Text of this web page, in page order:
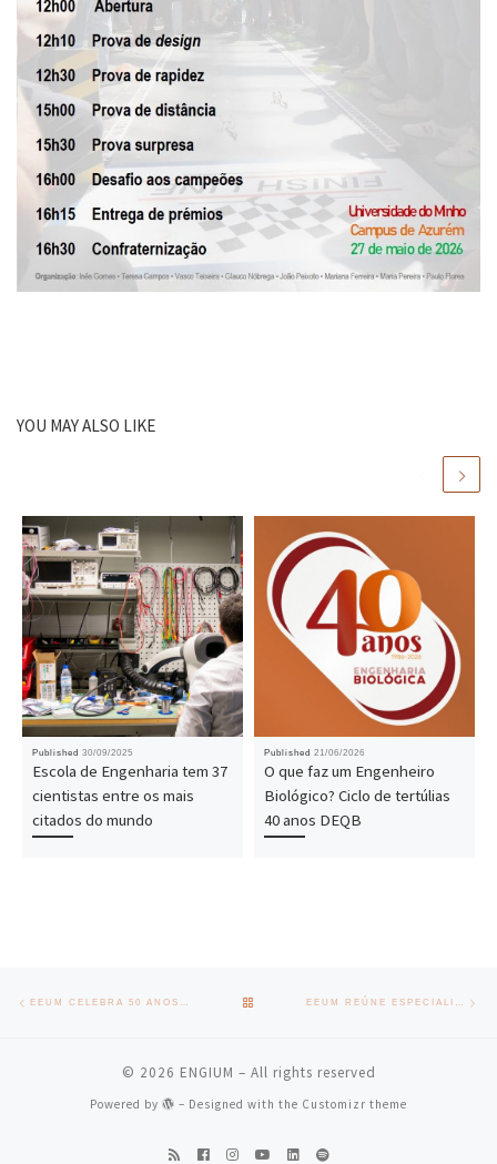
YOU MAY ALSO LIKE
Published 30/09/2025
Escola de Engenharia tem 37
cientistas entre os mais
citados do mundo
Published 21/06/2026
O que faz um Engenheiro
Biológico? Ciclo de tertúlias
40 anos DEQB
Post navigation EEUM CELEBRA 50 ANOS DA ÁREA DE PRODUÇÃO E SISTEMAS BACK TO POST LIST EEUM REÚNE ESPECIALISTAS NOS 50 ANOS INFORMÁTICA NA UMINHO
© 2026 ENGIUM – All rights reserved
Powered by – Designed with the Customizr theme